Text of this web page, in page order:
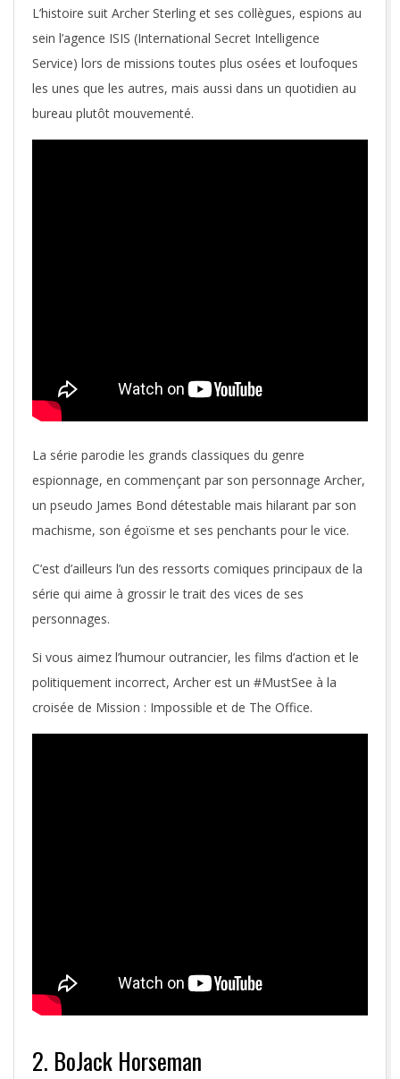
L’histoire suit Archer Sterling et ses collègues, espions au
sein l’agence ISIS (International Secret Intelligence
Service) lors de missions toutes plus osées et loufoques
les unes que les autres, mais aussi dans un quotidien au
bureau plutôt mouvementé.
La série parodie les grands classiques du genre
espionnage, en commençant par son personnage Archer,
un pseudo James Bond détestable mais hilarant par son
machisme, son égoïsme et ses penchants pour le vice.
C’est d’ailleurs l’un des ressorts comiques principaux de la
série qui aime à grossir le trait des vices de ses
personnages.
Si vous aimez l’humour outrancier, les films d’action et le
politiquement incorrect, Archer est un #MustSee à la
croisée de Mission : Impossible et de The Office.
2. BoJack Horseman